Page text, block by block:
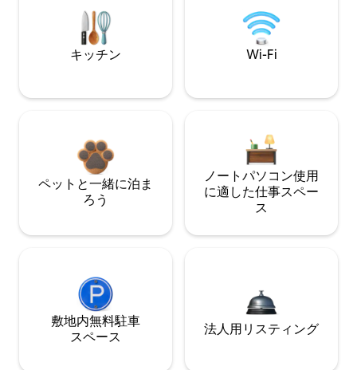
キッチン Wi-Fi
ペットと一緒に泊ま
ろう
ノートパソコン使用
に適した仕事スペー
ス
敷地内無料駐⁠車
ス⁠ペ⁠ー⁠ス
法人用リスティング